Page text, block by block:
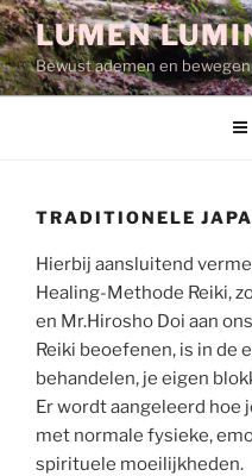
Spring
naar
de
inhoud
LUMEN
Bewust ademen en bewegen
TRADITIONELE
Hierbij aansluitend
Healing-Methode Reiki,
en Mr.Hirosho Doi aan
Reiki beoefenen, is in de
behandelen, je eigen
Er wordt aangeleerd hoe
met normale fysieke,
spirituele moeilijkheden.